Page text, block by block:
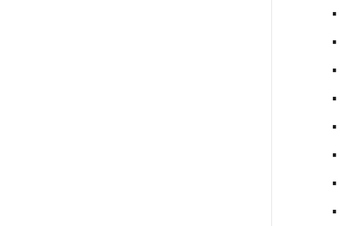
•
•
•
•
•
•
•
•